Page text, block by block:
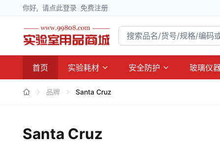
你好, 请点此登录 免费注册
首页 实验耗材 安全防护 玻璃仪
品牌 Santa Cruz
Santa Cruz